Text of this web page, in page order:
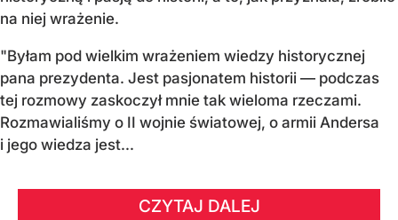
na niej wrażenie.
"Byłam pod wielkim wrażeniem wiedzy historycznej
pana prezydenta. Jest pasjonatem historii — podczas
tej rozmowy zaskoczył mnie tak wieloma rzeczami.
Rozmawialiśmy o II wojnie światowej, o armii Andersa
i jego wiedza jest...
CZYTAJ DALEJ